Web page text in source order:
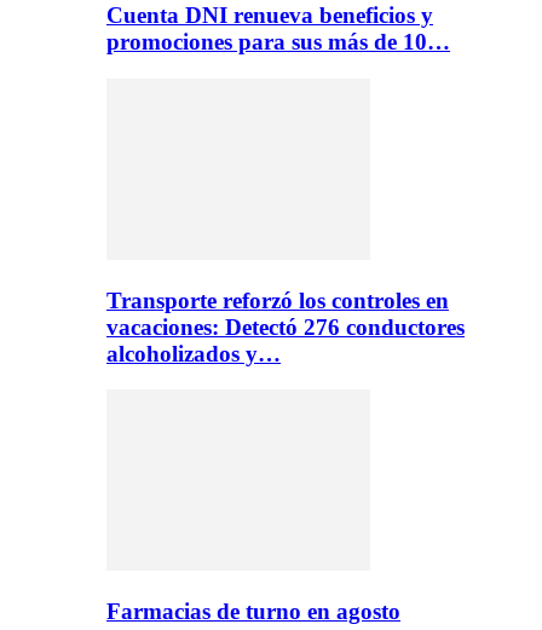
Cuenta DNI renueva beneficios y
promociones para sus más de 10…
Transporte reforzó los controles en
vacaciones: Detectó 276 conductores
alcoholizados y…
Farmacias de turno en agosto